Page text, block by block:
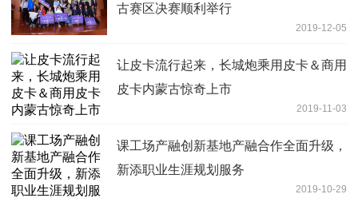
古赛区决赛顺利举行
2019-12-05
让皮卡流行起来，长城炮乘用皮卡＆商用
皮卡内蒙古惊奇上市
2019-11-03
课工场产融创新基地产融合作全面升级，
新添职业生涯规划服务
2019-10-29